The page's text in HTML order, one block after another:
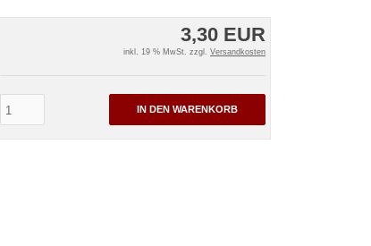
3,30 EUR
inkl. 19 % MwSt. zzgl. Versandkosten
IN DEN WARENKORB